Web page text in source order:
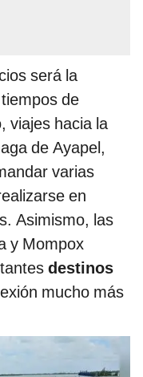
será la
de
viajes hacia la
de Ayapel,
varias
en
Asimismo, las
y Mompox
destinos
mucho más